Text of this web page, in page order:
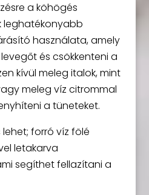
a köhögés
leghatékonyabb
használata, amely
és csökkenteni a
kívül meleg italok, mint
meleg víz citrommal
a tüneteket.
forró víz fölé
letakarva
segíthet fellazítani a